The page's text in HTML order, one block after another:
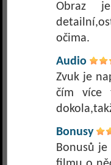
Obraz
očima.
Audio
Zvuk je
čím více
Bonusy
Bonusů